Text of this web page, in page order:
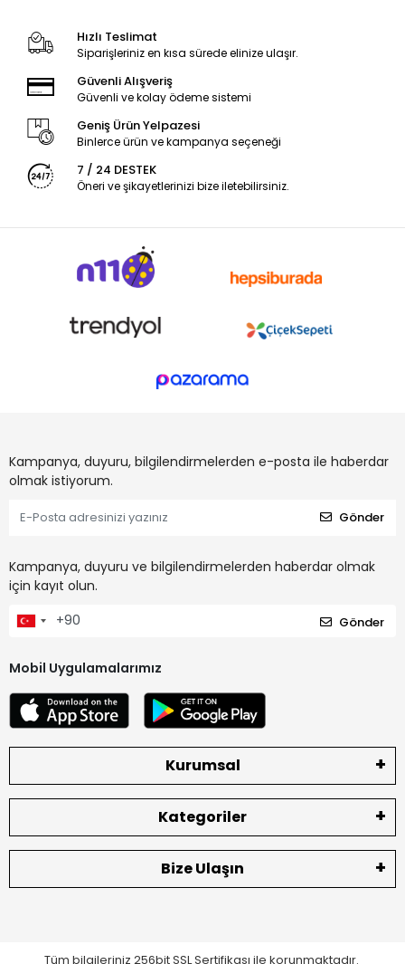
Hızlı Teslimat
Siparişleriniz en kısa sürede elinize ulaşır.
Güvenli Alışveriş
Güvenli ve kolay ödeme sistemi
Geniş Ürün Yelpazesi
Binlerce ürün ve kampanya seçeneği
7 / 24 DESTEK
Öneri ve şikayetlerinizi bize iletebilirsiniz.
Kampanya, duyuru, bilgilendirmelerden e-posta ile haberdar
olmak istiyorum.
Gönder
Kampanya, duyuru ve bilgilendirmelerden haberdar olmak
için kayıt olun.
Gönder
Mobil Uygulamalarımız
Kurumsal
Kategoriler
Bize Ulaşın
Tüm bilgileriniz 256bit SSL Sertifikası ile korunmaktadır.